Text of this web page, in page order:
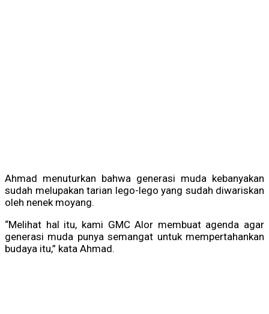
Ahmad menuturkan bahwa generasi muda kebanyakan
sudah melupakan tarian lego-lego yang sudah diwariskan
oleh nenek moyang.
“Melihat hal itu, kami GMC Alor membuat agenda agar
generasi muda punya semangat untuk mempertahankan
budaya itu,” kata Ahmad.